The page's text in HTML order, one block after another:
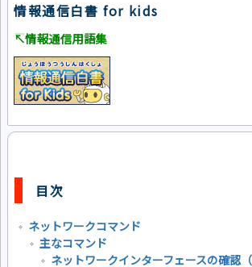
情報通信白書 for kids
↸情報通信用語集
目次
ネットワークコマンド
主なコマンド
ネットワークインターフェースの確認